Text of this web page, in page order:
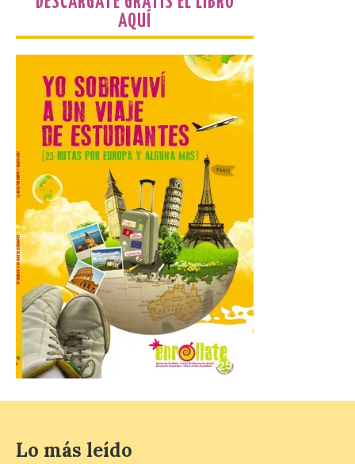
retoma las excavaciones
en La Peña del Castro para
cotidiana de la Edad del
Hierro
6 Ago 2026
La novena campaña
arqueológica centrará sus
trabajos en el estudio de la
organización urbana y la
vida cotidiana del poblado
y contará con la participación de
estudiantes del grado en Historia. La
excavación se complementará con
actividades de divulgación abiertas […]
El Mercado Medieval abre
sus puertas en La Bañeza
con más de 60 puestos y
un amplio programa de
AQUÍ
Lo más leído